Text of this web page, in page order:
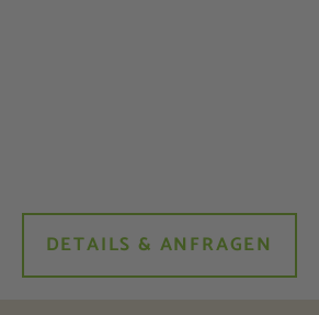
DETAILS & ANFRAGEN